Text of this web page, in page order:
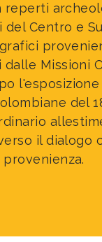
reperti
Centro e
dalle Missioni
l'esposizione
del
il dialogo